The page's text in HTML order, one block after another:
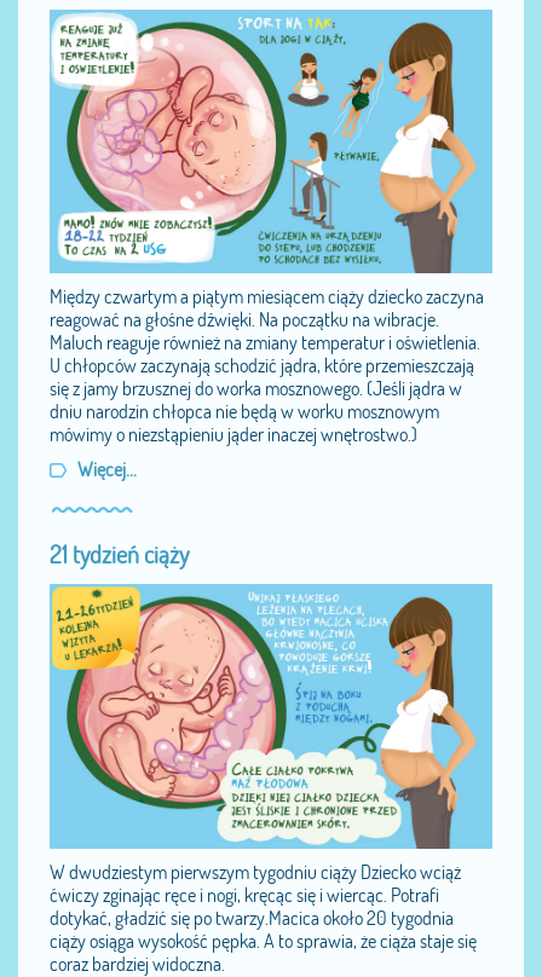
Między czwartym a piątym miesiącem ciąży dziecko zaczyna
reagować na głośne dźwięki. Na początku na wibracje.
Maluch reaguje również na zmiany temperatur i oświetlenia.
U chłopców zaczynają schodzić jądra, które przemieszczają
się z jamy brzusznej do worka mosznowego. (Jeśli jądra w
dniu narodzin chłopca nie będą w worku mosznowym
mówimy o niezstąpieniu jąder inaczej wnętrostwo.)
Więcej...
21 tydzień ciąży
W dwudziestym pierwszym tygodniu ciąży Dziecko wciąż
ćwiczy zginając ręce i nogi, kręcąc się i wiercąc. Potrafi
dotykać, gładzić się po twarzy.Macica około 20 tygodnia
ciąży osiąga wysokość pępka. A to sprawia, że ciąża staje się
coraz bardziej widoczna.